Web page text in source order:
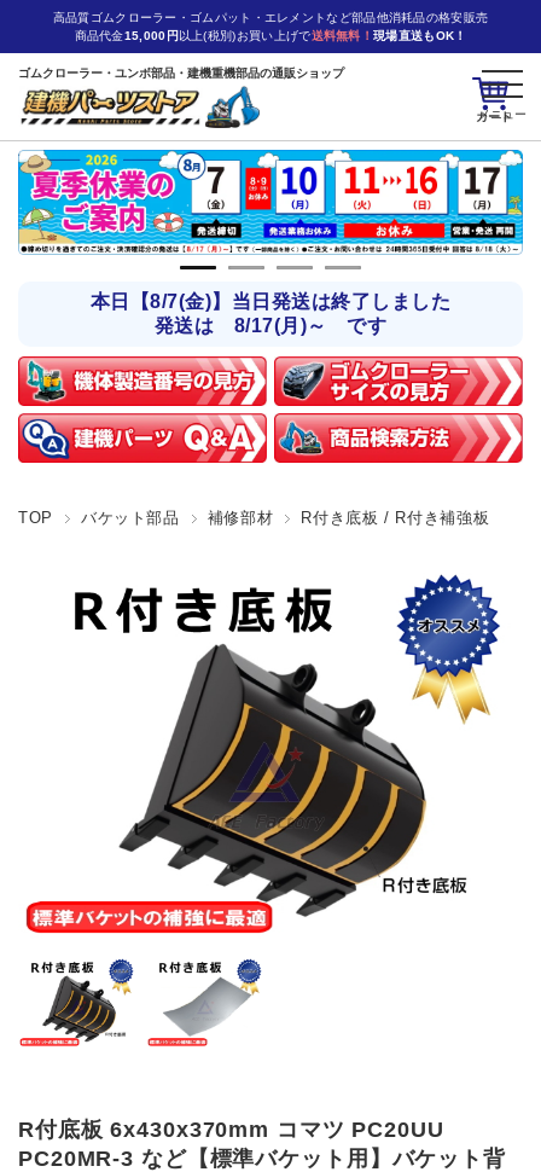
カート
高品質ゴムクローラー・ゴムパット・エレメントなど部品他消耗品の格安販売
商品代金15,000円 以上(税別)お買い上げで送料無料！ 現場直送もOK！
ゴムクローラー・ユンボ部品・建機重機部品の通販ショップ
本日【8/7(金)】当日発送は終了しました
発送は 8/17(月)～ です
TOP バケット部品 補修部材 R付き底板 / R付き補強板
R付底板 6x430x370mm コマツ PC20UU
PC20MR-3 など【標準バケット用】バケット背